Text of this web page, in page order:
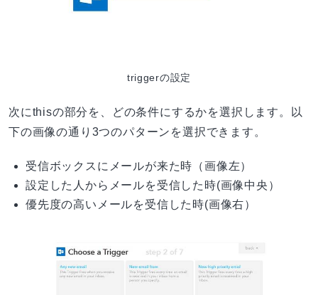
triggerの設定
次にthisの部分を、どの条件にするかを選択します。以
下の画像の通り3つのパターンを選択できます。
受信ボックスにメールが来た時（画像左）
設定した人からメールを受信した時(画像中央）
優先度の高いメールを受信した時(画像右）